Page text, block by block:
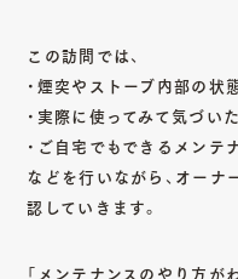
この訪問では、
・煙突やストーブ内部の状
・実際に使ってみて気づい
・ご自宅でもできるメンテ
などを行いながら、オー
認していきます。
「メンテナンスのやり方が